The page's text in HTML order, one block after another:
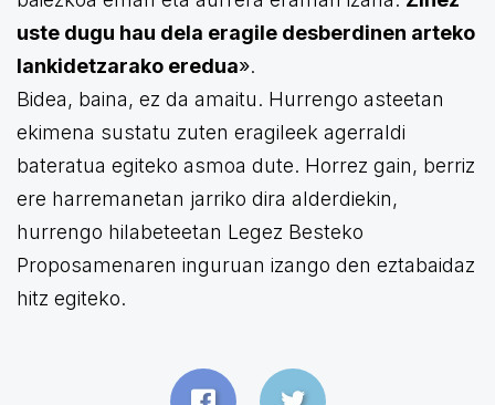
uste dugu hau dela eragile desberdinen arteko
lankidetzarako eredua».
Bidea, baina, ez da amaitu. Hurrengo asteetan
ekimena sustatu zuten eragileek agerraldi
bateratua egiteko asmoa dute. Horrez gain, berriz
ere harremanetan jarriko dira alderdiekin,
hurrengo hilabeteetan Legez Besteko
Proposamenaren inguruan izango den eztabaidaz
hitz egiteko.